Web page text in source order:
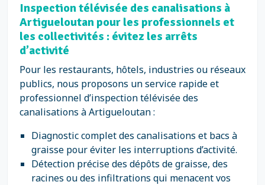
Inspection télévisée des canalisations à
Artigueloutan pour les professionnels et
les collectivités : évitez les arrêts
d’activité
Pour les restaurants, hôtels, industries ou réseaux
publics, nous proposons un service rapide et
professionnel d’inspection télévisée des
canalisations à Artigueloutan :
Diagnostic complet des canalisations et bacs à
graisse pour éviter les interruptions d’activité.
Détection précise des dépôts de graisse, des
racines ou des infiltrations qui menacent vos